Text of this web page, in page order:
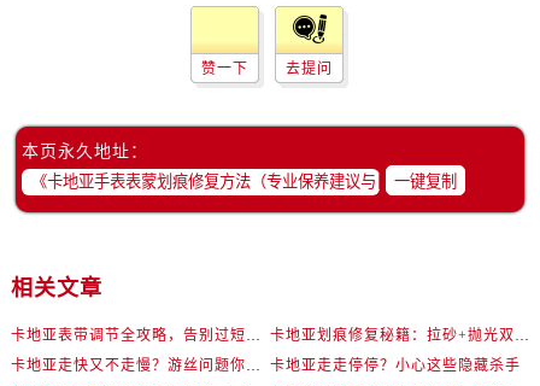
赞一下 去提问
本页永久地址：
一键复制
相关文章
卡地亚表带调节全攻略，告别过短烦恼
卡地亚划痕修复秘籍：拉砂+抛光双工艺还原如新
卡地亚走快又不走慢？游丝问题你了解多少？
卡地亚走走停停？小心这些隐藏杀手